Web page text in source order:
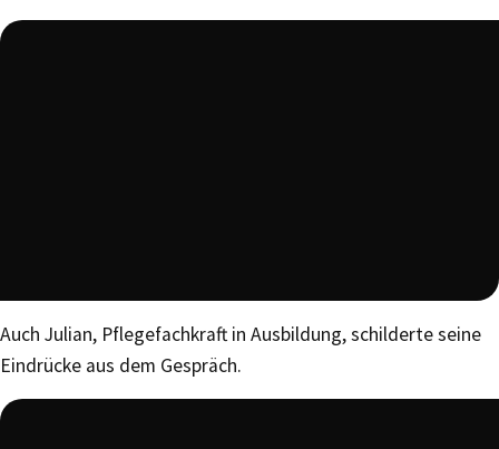
Auch Julian, Pflegefachkraft in Ausbildung, schilderte seine
Eindrücke aus dem Gespräch.